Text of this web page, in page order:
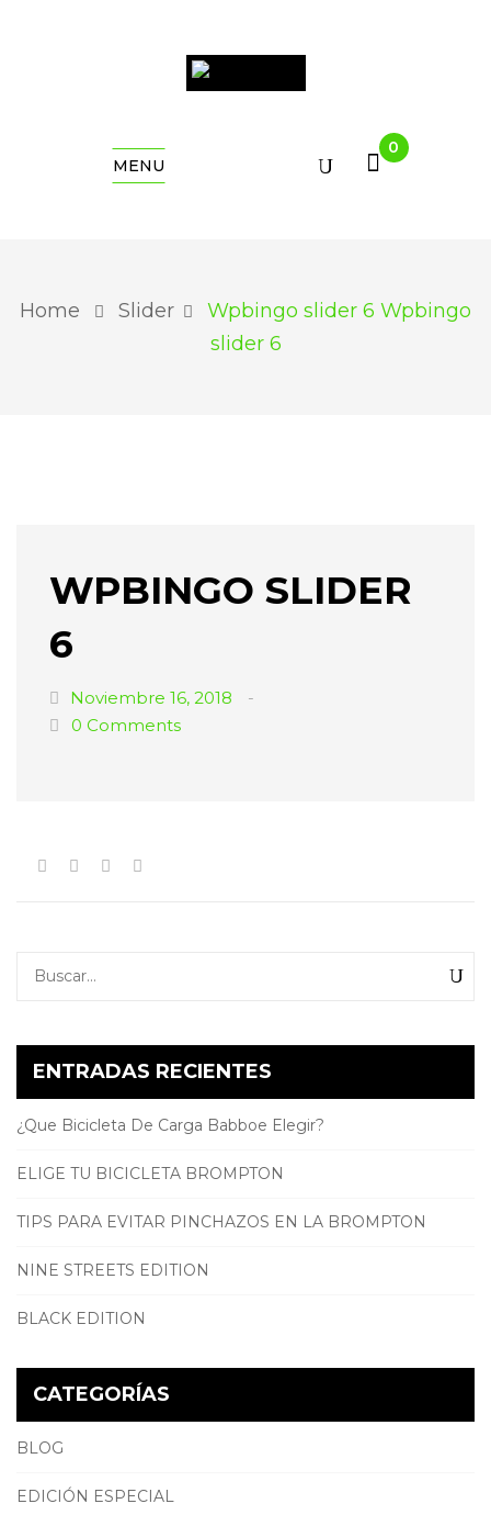
MENU
0
Home Slider Wpbingo slider 6 Wpbingo
slider 6
ENTRADAS RECIENTES
¿Que Bicicleta De Carga Babboe Elegir?
ELIGE TU BICICLETA BROMPTON
TIPS PARA EVITAR PINCHAZOS EN LA BROMPTON
NINE STREETS EDITION
BLACK EDITION
CATEGORÍAS
BLOG
EDICIÓN ESPECIAL
WPBINGO SLIDER
6
Noviembre 16, 2018
0 Comments